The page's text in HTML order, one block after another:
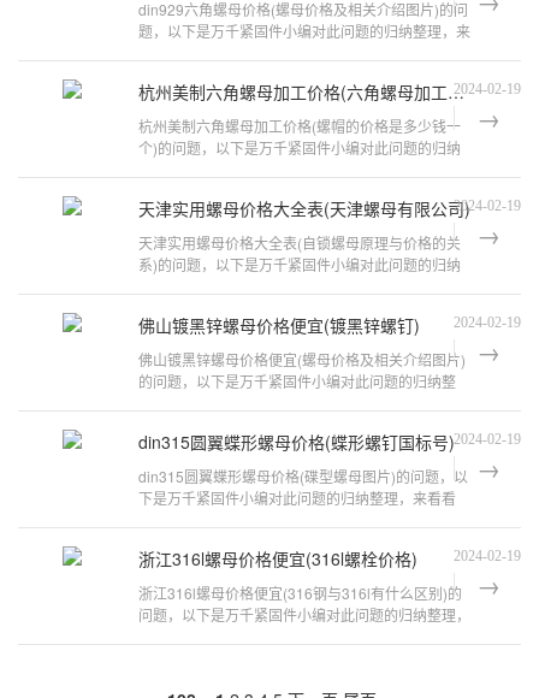
din929六角螺母价格(螺母价格及相关介绍图片)的问
题，以下是万千紧固件小编对此问题的归纳整理，来
杭州美制六角螺母加工价格(六角螺母加工工艺)
2024-02-19
杭州美制六角螺母加工价格(螺帽的价格是多少钱一
个)的问题，以下是万千紧固件小编对此问题的归纳
天津实用螺母价格大全表(天津螺母有限公司)2024-02-19
天津实用螺母价格大全表(自锁螺母原理与价格的关
系)的问题，以下是万千紧固件小编对此问题的归纳
佛山镀黑锌螺母价格便宜(镀黑锌螺钉) 2024-02-19
佛山镀黑锌螺母价格便宜(螺母价格及相关介绍图片)
的问题，以下是万千紧固件小编对此问题的归纳整
din315圆翼蝶形螺母价格(蝶形螺钉国标号)2024-02-19
din315圆翼蝶形螺母价格(碟型螺母图片)的问题，以
下是万千紧固件小编对此问题的归纳整理，来看看
浙江316l螺母价格便宜(316l螺栓价格) 2024-02-19
浙江316l螺母价格便宜(316钢与316l有什么区别)的
问题，以下是万千紧固件小编对此问题的归纳整理，